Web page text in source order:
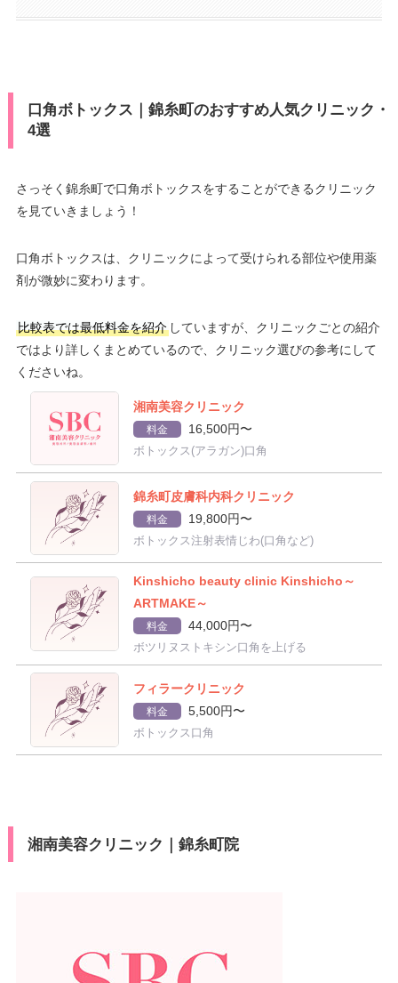
口角ボトックス｜錦糸町のおすすめ人気クリニック・
4選
さっそく錦糸町で口角ボトックスをすることができるクリニック
を見ていきましょう！
口角ボトックスは、クリニックによって受けられる部位や使用薬
剤が微妙に変わります。
比較表では最低料金を紹介していますが、クリニックごとの紹介
ではより詳しくまとめているので、クリニック選びの参考にして
くださいね。
湘南美容クリニック
料金 16,500円〜
ボトックス(アラガン)口角
錦糸町皮膚科内科クリニック
料金 19,800円〜
ボトックス注射表情じわ(口角など)
Kinshicho beauty clinic Kinshicho～
ARTMAKE～
料金 44,000円〜
ボツリヌストキシン口角を上げる
フィラークリニック
料金 5,500円〜
ボトックス口角
湘南美容クリニック｜錦糸町院